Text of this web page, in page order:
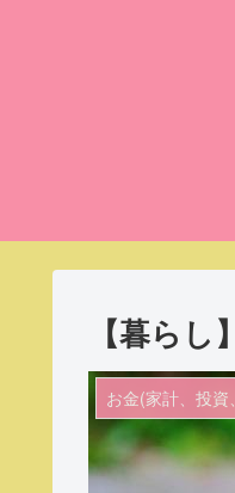
【暮ら
お金(家計、投資